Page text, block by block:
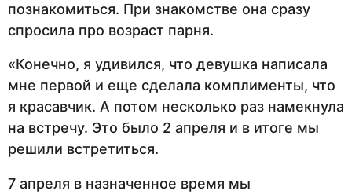
познакомиться. При знакомстве она сразу
спросила про возраст парня.
«Конечно, я удивился, что девушка написала
мне первой и еще сделала комплименты, что
я красавчик. А потом несколько раз намекнула
на встречу. Это было 2 апреля и в итоге мы
решили встретиться.
7 апреля в назначенное время мы